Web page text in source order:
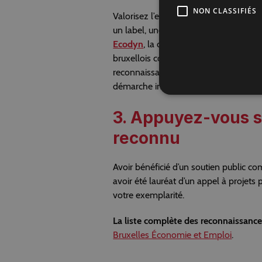
Valorisez l’engagement de votre
un label, une certification ou un
Ecodyn, la certification
bruxellois comme
reconnaissance couvrant à la fois
démarche intégrée.
3. Appuyez-vous
reconnu
Avoir bénéficié d’un soutien public
avoir été lauréat d’un appel à
votre exemplarité.
La liste complète des
Bruxelles Économie et Emploi.
NON CLASSIFIÉS